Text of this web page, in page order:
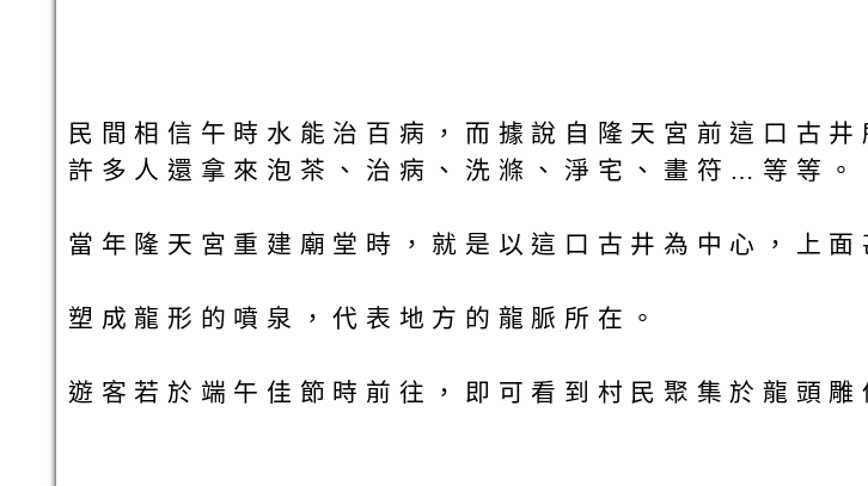
民間相信午時水能治百病，而據說自隆天宮前這口古
許多人還拿來泡茶、治病、洗滌、淨宅、畫符…等等。
當年隆天宮重建廟堂時，就是以這口古井為中心，上面
塑成龍形的噴泉，代表地方的龍脈所在。
遊客若於端午佳節時前往，即可看到村民聚集於龍頭